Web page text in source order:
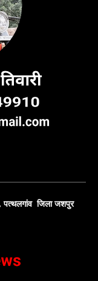
पत्थलगांव जिला जशपुर